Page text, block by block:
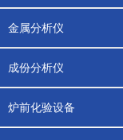
金属分析仪
成份分析仪
炉前化验设备